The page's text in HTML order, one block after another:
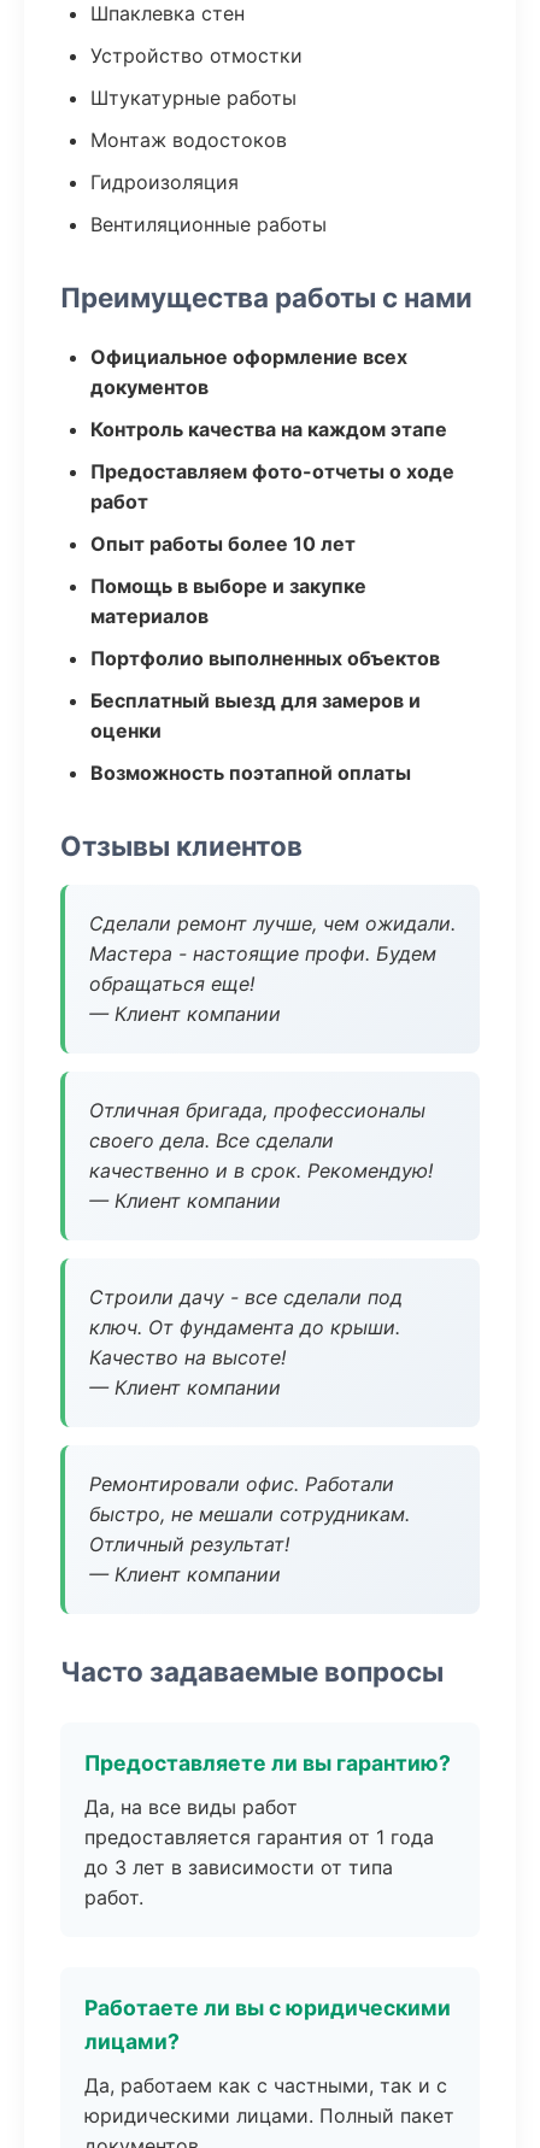
Шпаклевка стен
Устройство отмостки
Штукатурные работы
Монтаж водостоков
Гидроизоляция
Вентиляционные работы
Преимущества работы с нами
Официальное оформление всех
документов
Контроль качества на каждом этапе
Предоставляем фото-отчеты о ходе
работ
Опыт работы более 10 лет
Помощь в выборе и закупке
материалов
Портфолио выполненных объектов
Бесплатный выезд для замеров и
оценки
Возможность поэтапной оплаты
Отзывы клиентов
Сделали ремонт лучше, чем ожидали.
Мастера - настоящие профи. Будем
обращаться еще!
— Клиент компании
Отличная бригада, профессионалы
своего дела. Все сделали
качественно и в срок. Рекомендую!
— Клиент компании
Строили дачу - все сделали под
ключ. От фундамента до крыши.
Качество на высоте!
— Клиент компании
Ремонтировали офис. Работали
быстро, не мешали сотрудникам.
Отличный результат!
— Клиент компании
Часто задаваемые вопросы
Предоставляете ли вы гарантию?
Да, на все виды работ
предоставляется гарантия от 1 года
до 3 лет в зависимости от типа
работ.
Работаете ли вы с юридическими
лицами?
Да, работаем как с частными, так и с
юридическими лицами. Полный пакет